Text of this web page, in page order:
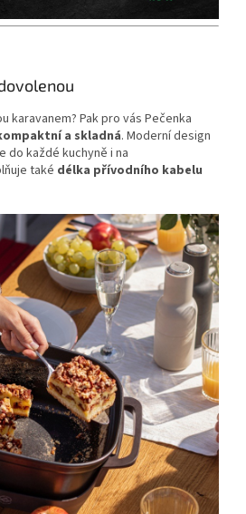
karavanem? Pak pro vás Pečenka
a skladná. Moderní design
do každé kuchyně i na
také délka přívodního kabelu